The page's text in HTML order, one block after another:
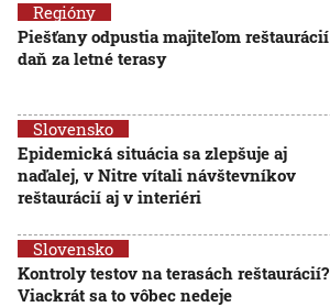
Regióny
Piešťany odpustia majiteľom reštaurácií
daň za letné terasy
Slovensko
Epidemická situácia sa zlepšuje aj
naďalej, v Nitre vítali návštevníkov
reštaurácií aj v interiéri
Slovensko
Kontroly testov na terasách reštaurácií?
Viackrát sa to vôbec nedeje